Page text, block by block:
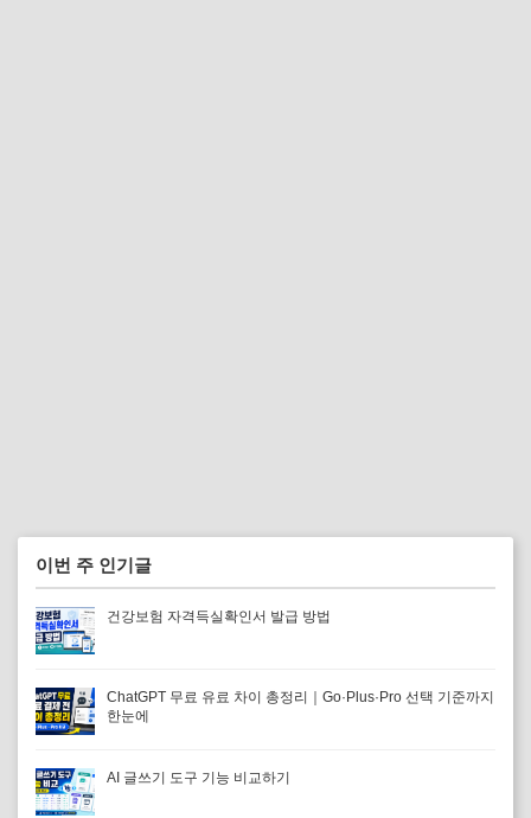
이번 주 인기글
건강보험 자격득실확인서 발급 방법
ChatGPT 무료 유료 차이 총정리｜Go·Plus·Pro 선택 기준까지
한눈에
AI 글쓰기 도구 기능 비교하기